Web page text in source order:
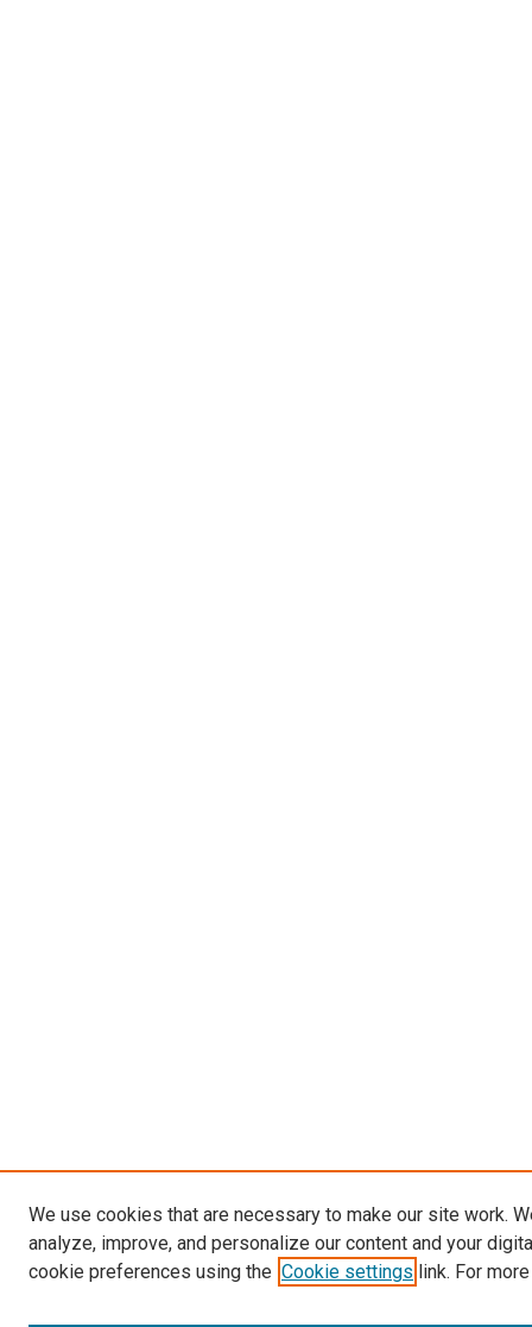
We use cookies that are necessary to make our site work.
analyze, improve, and personalize our content and your
cookie preferences using the Cookie settings link. For